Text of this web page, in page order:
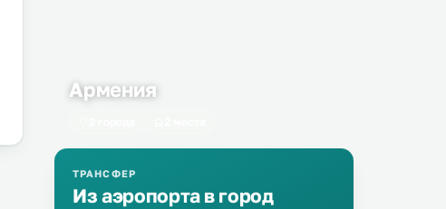
Армения
ТРАНСФЕР
Из аэропорта в город